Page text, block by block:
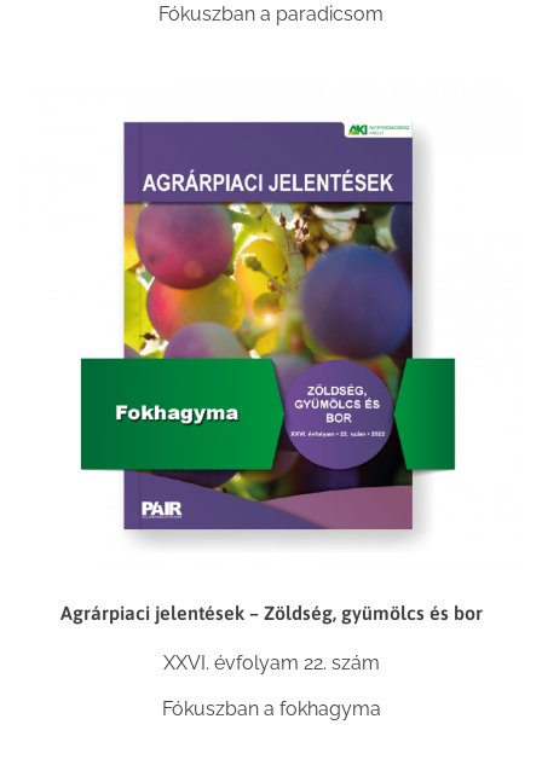
Fókuszban a paradicsom
Agrárpiaci jelentések – Zöldség, gyümölcs és bor
XXVI. évfolyam 22. szám
Fókuszban a fokhagyma